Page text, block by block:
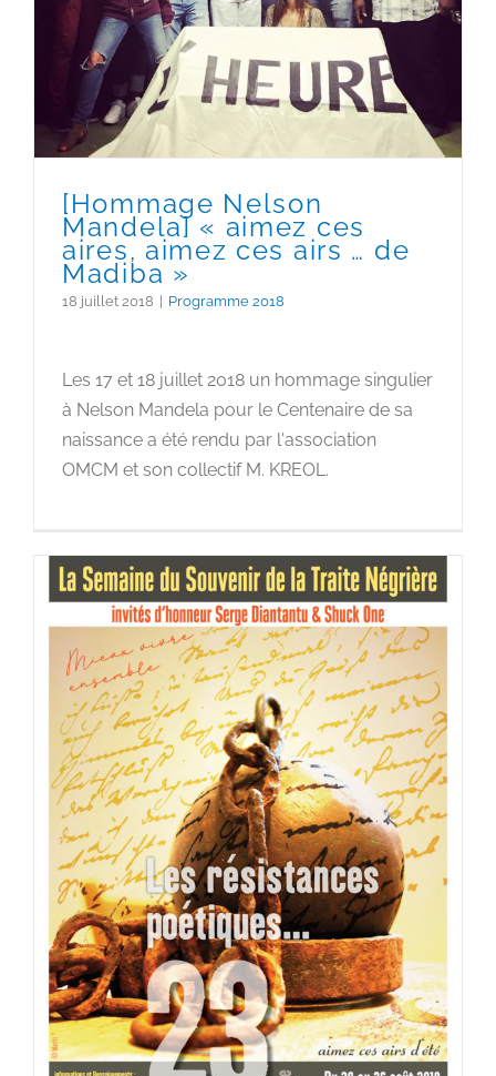
[Hommage Nelson
Mandela] « aimez ces
aires, aimez ces airs … de
Madiba »
18 juillet 2018 Programme 2018
Les 17 et 18 juillet 2018 un hommage singulier
à Nelson Mandela pour le Centenaire de sa
naissance a été rendu par l'association
OMCM et son collectif M. KREOL.
Les résistances poétiques à
l’esclavage